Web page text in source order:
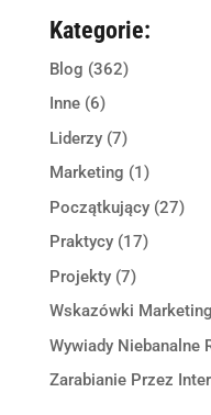
Kategorie:
Blog (362)
Inne(6)
Liderzy(7)
Marketing (1)
Początkujący(27)
Praktycy(17)
Projekty(7)
Wskazówki
Wywiady Niebanalne
Zarabianie Przez